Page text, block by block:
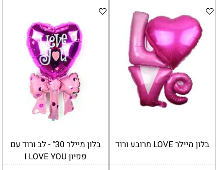
בלון מיילר LOVE מרובע ורוד
בלון מיילר 30" - לב ורוד עם
פפיון I LOVE YOU